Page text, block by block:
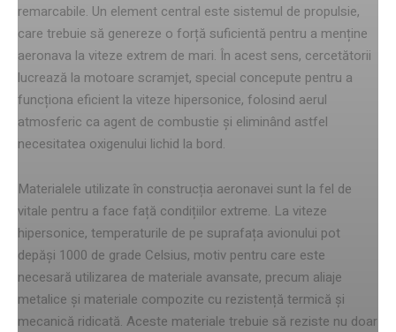
remarcabile. Un element central este sistemul de propulsie,
care trebuie să genereze o forță suficientă pentru a menține
aeronava la viteze extrem de mari. În acest sens, cercetătorii
lucrează la motoare scramjet, special concepute pentru a
funcționa eficient la viteze hipersonice, folosind aerul
atmosferic ca agent de combustie și eliminând astfel
necesitatea oxigenului lichid la bord.
Materialele utilizate în construcția aeronavei sunt la fel de
vitale pentru a face față condițiilor extreme. La viteze
hipersonice, temperaturile de pe suprafața avionului pot
depăși 1000 de grade Celsius, motiv pentru care este
necesară utilizarea de materiale avansate, precum aliaje
metalice și materiale compozite cu rezistență termică și
mecanică ridicată. Aceste materiale trebuie să reziste nu doar